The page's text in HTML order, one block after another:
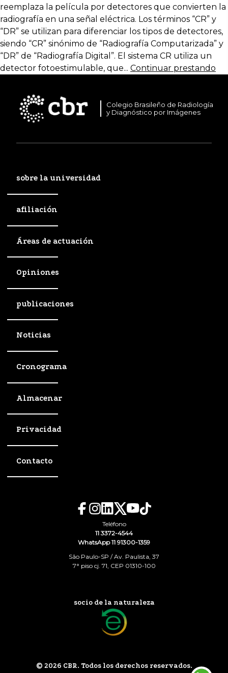
reemplaza la película por detectores que convierten la
radiografía en una señal eléctrica. Los términos “CR” y
“DR” se utilizan para diferenciar los tipos de detectores,
siendo “CR” sinónimo de “Radiografía Computarizada” y
“DR” de “Radiografía Digital”. El sistema CR utiliza un
detector fotoestimulable, que... Continuar prestando
Colegio Brasileño de Radiología
y Diagnóstico por Imágenes
sobre la universidad
afiliación
Áreas de actuación
Opiniones
publicaciones
Noticias
Cronograma
Almacenar
Privacidad
Contacto
Teléfono
11 3372-4544
WhatsApp 11 91300-1359
São Paulo-SP / Av. Paulista, 37
7° piso cj. 71, CEP 01310-100
socio de la naturaleza
© 2026 CBR. Todos los derechos reservados.